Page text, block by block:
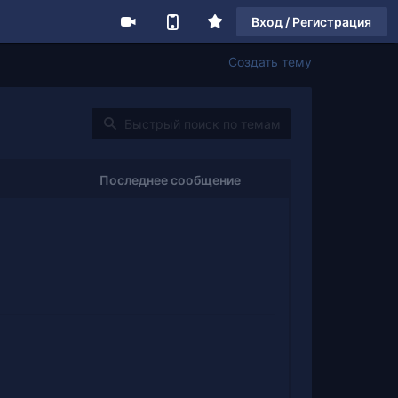
Вход / Регистрация
Создать тему
Последнее сообщение